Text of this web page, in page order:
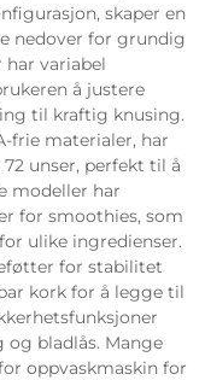
skaper en
nedover for grundig
har variabel
å justere
til kraftig knusing.
frie materialer, har
unser, perfekt til å
modeller har
for smoothies, som
ulike ingredienser.
for stabilitet
kork for å legge til
bladlås. Mange
oppvaskmaskin for